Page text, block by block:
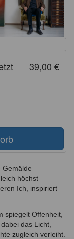
39,00 €
Gemälde
höchst
Ich, inspiriert
spiegelt Offenheit,
das Licht,
zugleich verleiht.